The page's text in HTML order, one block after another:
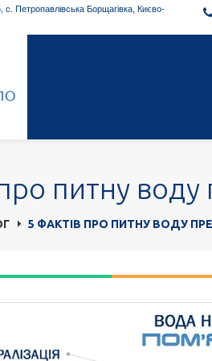
Петропавлівська Борщагівка, Києво-

питну
5 ФАКТІВ ПРО ПИТНУ ВОДУ